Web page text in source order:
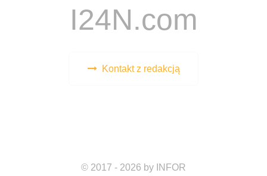
I24N.com
Kontakt z redakcją
© 2017 - 2026 by INFOR